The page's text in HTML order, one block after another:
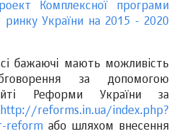
Комплексної програми
ринку України на 2015 - 2020
бажаючі мають можливість
за допомогою
Реформи України за
http://reforms.in.ua/index.php?
reform або шляхом внесення